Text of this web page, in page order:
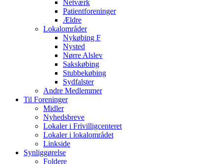
Netværk
Patientforeninger
Ældre
Lokalområder
Nykøbing F
Nysted
Nørre Alslev
Sakskøbing
Stubbekøbing
Sydfalster
Andre Medlemmer
Til Foreninger
Midler
Nyhedsbreve
Lokaler i Frivilligcenteret
Lokaler i lokalområdet
Linkside
Synliggørelse
Foldere